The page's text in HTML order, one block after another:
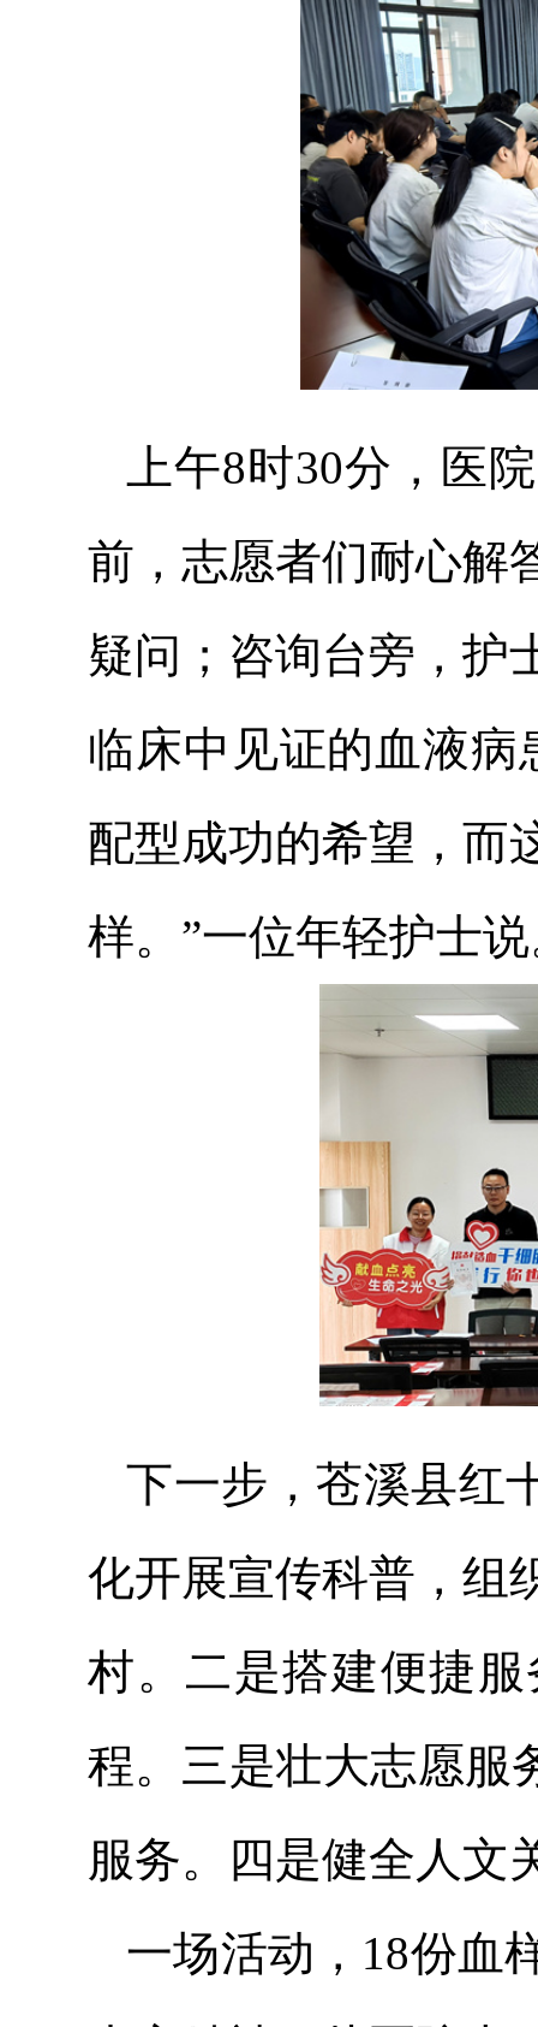
上午8时30分，医
前，志愿者们耐心解
疑问；咨询台旁，护
临床中见证的血液
配型成功的希望，而
样。”一位年轻护士
下一步，苍溪县红
化开展宣传科普，组
村。二是搭建便捷
程。三是壮大志愿服
服务。四是健全人文
一场活动，18份血